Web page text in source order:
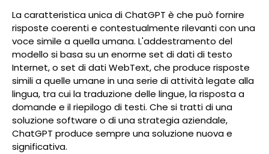
La caratteristica unica di ChatGPT è che può fornire
risposte coerenti e contestualmente rilevanti con una
voce simile a quella umana. L'addestramento del
modello si basa su un enorme set di dati di testo
Internet, o set di dati WebText, che produce risposte
simili a quelle umane in una serie di attività legate alla
lingua, tra cui la traduzione delle lingue, la risposta a
domande e il riepilogo di testi. Che si tratti di una
soluzione software o di una strategia aziendale,
ChatGPT produce sempre una soluzione nuova e
significativa.